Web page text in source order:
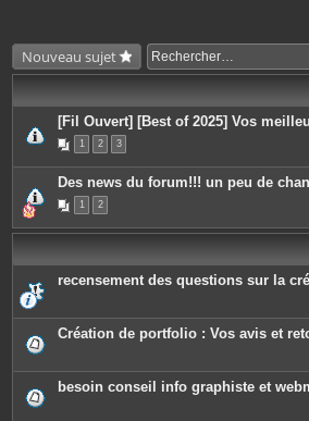
Nouveau sujet
[Fil Ouvert] [Best of 2025] Vos
1 2 3
Des news du forum!!! un peu de
1 2
recensement des questions sur la
Création de portfolio : Vos avis et
besoin conseil info graphiste et